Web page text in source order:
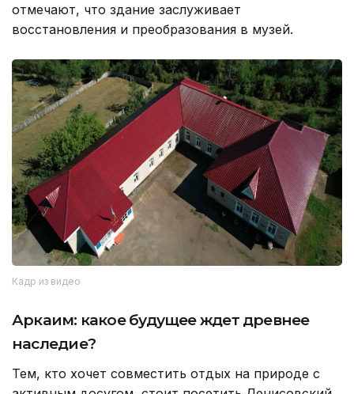
отмечают, что здание заслуживает
восстановления и преобразования в музей.
Кадр из видео
Аркаим: какое будущее ждет древнее
наследие?
Тем, кто хочет совместить отдых на природе с